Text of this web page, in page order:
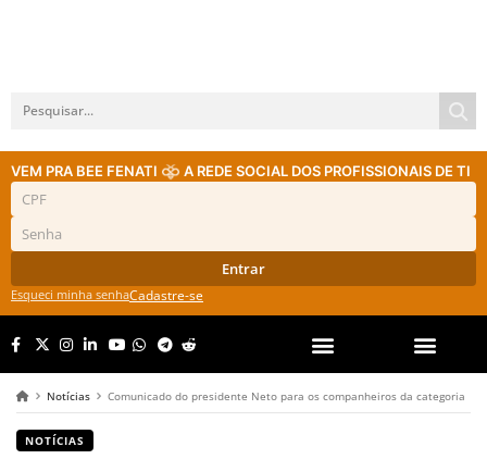
VEM PRA BEE FENATI A REDE SOCIAL DOS PROFISSIONAIS DE TI
Entrar
Esqueci minha senhaCadastre-se
Notícias Comunicado do presidente Neto para os companheiros da categoria
NOTÍCIAS